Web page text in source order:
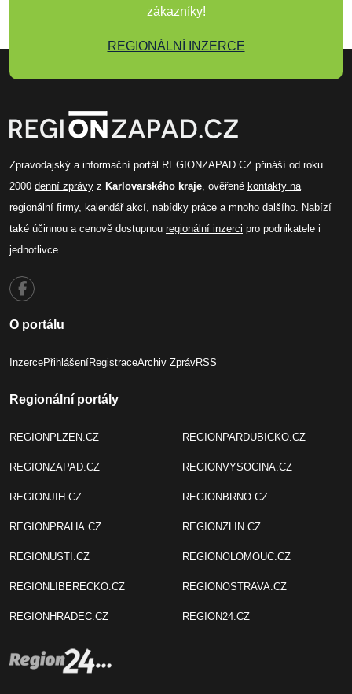
zákazníky!
REGIONÁLNÍ INZERCE
Zpravodajský a informační portál REGIONZAPAD.CZ přináší od roku
2000 denní zprávy z Karlovarského kraje, ověřené kontakty na
regionální firmy, kalendář akcí, nabídky práce a mnoho dalšího. Nabízí
také účinnou a cenově dostupnou regionální inzerci pro podnikatele i
jednotlivce.
O portálu
InzercePřihlášeníRegistraceArchiv ZprávRSS
Regionální portály
REGIONPLZEN.CZ
REGIONZAPAD.CZ
REGIONJIH.CZ
REGIONPRAHA.CZ
REGIONUSTI.CZ
REGIONLIBERECKO.CZ
REGIONHRADEC.CZ
REGIONPARDUBICKO.CZ
REGIONVYSOCINA.CZ
REGIONBRNO.CZ
REGIONZLIN.CZ
REGIONOLOMOUC.CZ
REGIONOSTRAVA.CZ
REGION24.CZ